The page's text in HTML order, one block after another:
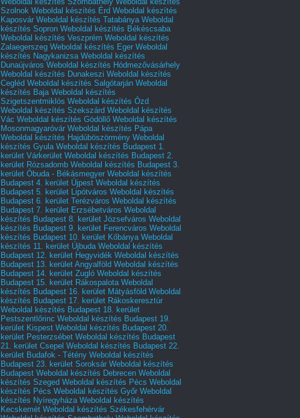
Szolnok Weboldal készítés Érd Weboldal készítés
Kaposvár Weboldal készítés Tatabánya Weboldal
készítés Sopron Weboldal készítés Békéscsaba
Weboldal készítés Veszprém Weboldal készítés
Zalaegerszeg Weboldal készítés Eger Weboldal
készítés Nagykanizsa Weboldal készítés
Dunaújváros Weboldal készítés Hódmezővásárhely
Weboldal készítés Dunakeszi Weboldal készítés
Cegléd Weboldal készítés Salgótarján Weboldal
készítés Baja Weboldal készítés
Szigetszentmiklós Weboldal készítés Ózd
Weboldal készítés Szekszárd Weboldal készítés
Vác Weboldal készítés Gödöllő Weboldal készítés
Mosonmagyaróvár Weboldal készítés Pápa
Weboldal készítés Hajdúböszörmény Weboldal
készítés Gyula Weboldal készítés Budapest 1.
kerület Várkerület Weboldal készítés Budapest 2.
kerület Rózsadomb Weboldal készítés Budapest 3.
kerület Óbuda - Békásmegyer Weboldal készítés
Budapest 4. kerület Újpest Weboldal készítés
Budapest 5. kerület Lipótváros Weboldal készítés
Budapest 6. kerület Terézváros Weboldal készítés
Budapest 7. kerület Erzsébetváros Weboldal
készítés Budapest 8. kerület Józsefváros Weboldal
készítés Budapest 9. kerület Ferencváros Weboldal
készítés Budapest 10. kerület Kőbánya Weboldal
készítés 11. kerület Újbuda Weboldal készítés
Budapest 12. kerület Hegyvidék Weboldal készítés
Budapest 13. kerület Angyalföld Weboldal készítés
Budapest 14. kerület Zugló Weboldal készítés
Budapest 15. kerület Rákospalota Weboldal
készítés Budapest 16. kerület Mátyásföld Weboldal
készítés Budapest 17. kerület Rákoskeresztúr
Weboldal készítés Budapest 18. kerület
Pestszentlőrinc Weboldal készítés Budapest 19.
kerület Kispest Weboldal készítés Budapest 20.
kerület Pesterzsébet Weboldal készítés Budapest
21. kerület Csepel Weboldal készítés Budapest 22.
kerület Budafok - Tétény Weboldal készítés
Budapest 23. kerület Soroksár Weboldal készítés
Budapest Weboldal készítés Debrecen Weboldal
készítés Szeged Weboldal készítés Pécs Weboldal
készítés Pécs Weboldal készítés Győr Weboldal
készítés Nyíregyháza Weboldal készítés
Kecskemét Weboldal készítés Székesfehérvár